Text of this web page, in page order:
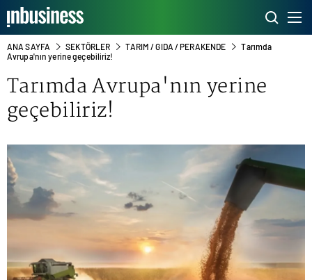
ANA SAYFA SEKTÖRLER TARIM / GIDA / PERAKENDE
Tarımda
Avrupa'nın yerine geçebiliriz!
Tarımda Avrupa'nın yerine
geçebiliriz!